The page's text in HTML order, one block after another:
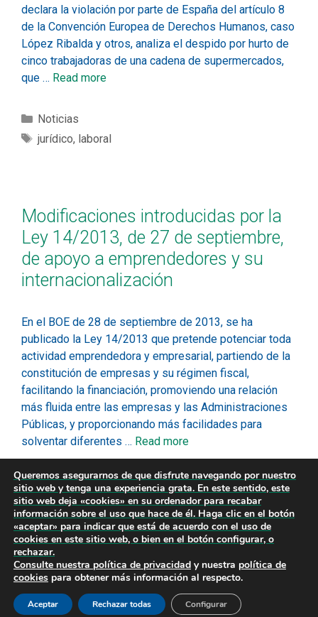
declara la violación por parte de España del artículo 8
de la Convención Europea de Derechos Humanos, caso
López Ribalda y otros, analiza el despido por hurto de
cinco trabajadoras de una cadena de supermercados,
que … Read more
Noticias
jurídico, laboral
Modificaciones introducidas por la
Ley 14/2013, de 27 de septiembre,
de apoyo a emprendedores y su
internacionalización
En el BOE de 28 de septiembre de 2013, se ha
publicado la Ley 14/2013 que pretende potenciar toda
actividad emprendedora y empresarial, partiendo de la
constitución de empresas y su régimen fiscal,
facilitando la financiación, promoviendo una relación
más fluida entre las empresas y las Administraciones
Públicas, y proporcionando más facilidades para
solventar diferentes … Read more
Noticias
administrativo,emprendedores,fiscal,jurídico
laboral,Ley 14/2013,mercantil
Legal| Cookies
Queremos asegurarnos de que disfrute navegando por nuestro
sitio web y tenga una experiencia grata. En este sentido, este
sitio web deja «cookies» en su ordenador para recabar
información sobre el uso que hace de él. Haga clic en el botón
«aceptar» para indicar que está de acuerdo con el uso de
cookies en este sitio web, o bien en el botón configurar, o
rechazar.
Consulte nuestra política de privacidad y nuestra política de
cookies para obtener más información al respecto.
Aceptar Rechazar todas Configurar